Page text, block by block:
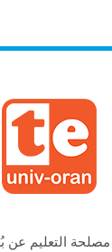
مصلحة التعليم عن